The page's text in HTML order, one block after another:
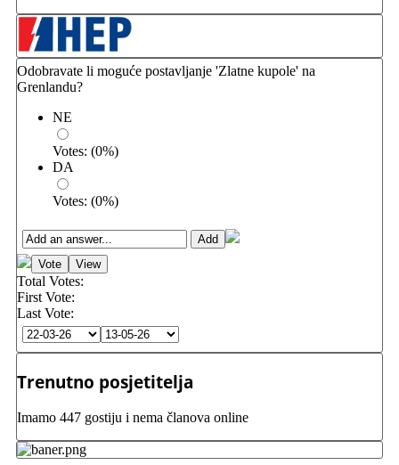
Odobravate li moguće postavljanje 'Zlatne kupole' na
Grenlandu?
NE
Votes: (0%)
DA
Votes: (0%)
Total Votes:
First Vote:
Last Vote:
Trenutno posjetitelja
Imamo 447 gostiju i nema članova online